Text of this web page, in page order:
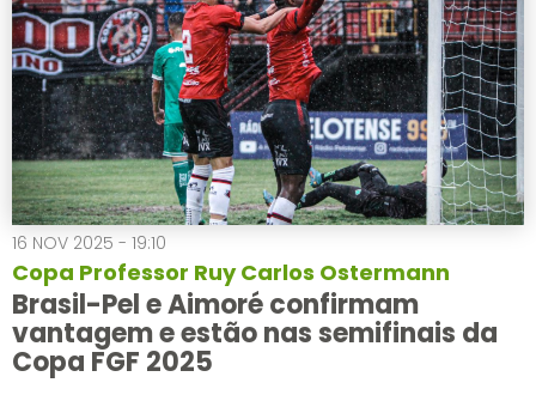
16 NOV 2025 - 19:10
Copa Professor Ruy Carlos Ostermann
Brasil-Pel e Aimoré confirmam
vantagem e estão nas semifinais da
Copa FGF 2025